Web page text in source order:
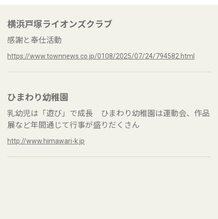
横浜戸塚ライオンズクラブ
感謝と奉仕活動
https://www.townnews.co.jp/0108/2025/07/24/794582.html
ひまわり幼稚園
乳幼児は「遊び」で成長 ひまわり幼稚園は運動会、作品
展など年間通じて行事が盛りだくさん
http://www.himawari-k.jp